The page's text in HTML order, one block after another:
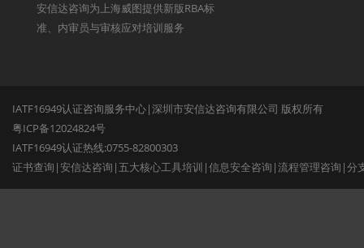
安信达咨询为上海威图提供新版RBA标
准、内审员与审核应对培训服务
IATF16949认证咨询服务中心|深圳市安信达咨询有限公司 版权所有
粤ICP备12024824号
IATF16949认证热线:0755-82800303
证书查询 |安信达咨询 | 五大核心工具培训 |信息安全咨询 |流程管理咨询 |分